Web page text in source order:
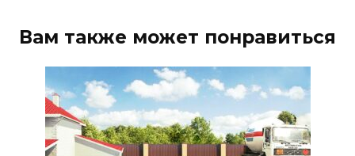
Вам также может понравиться